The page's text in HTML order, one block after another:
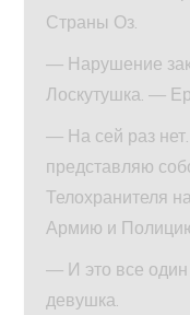
Страны Оз.
— Нарушение
Лоскутушка. —
— На сей раз
представляю
Телохранителя
Армию и
— И это все
девушка.